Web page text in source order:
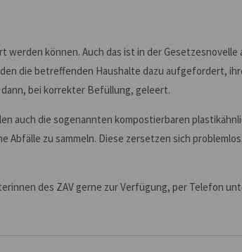
können. Auch das ist in der
die betreffenden Haushalte dazu aufgefordert,
bei korrekter Befüllung, geleert.
auch die sogenannten kompostierbaren
Abfälle zu sammeln. Diese zersetzen sich
des ZAV gerne zur Verfügung, per Telefon